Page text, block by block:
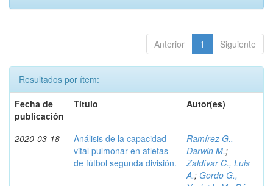
Anterior 1 Siguiente
Resultados por ítem:
Fecha de
publicación
Título Autor(es)
2020-03-18
Análisis de la capacidad
vital pulmonar en atletas
de fútbol segunda división.
Ramírez G.,
Darwin M.;
Zaldívar C., Luis
A.; Gordo G.,